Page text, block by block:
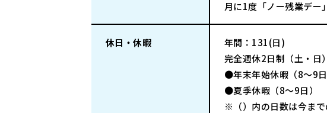
月に1度「ノー残業デー
休日・休暇
年間：131(日)
完全週休2日制（土・日
●年末年始休暇（8～9日
●夏季休暇（8～9日）
※（）内の日数は今まで